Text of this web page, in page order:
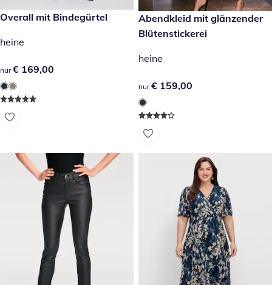
€ 169,00
Overall mit Bindegürtel
heine
€ 169,00
nur € 169,00
€ 159,00
Abendkleid mit glänzender
Blütenstickerei
heine
€ 159,00
nur € 159,00